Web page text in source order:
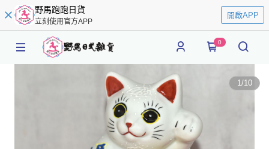
野馬跑跑日貨
立刻使用官方APP
開啟APP
0
1/10